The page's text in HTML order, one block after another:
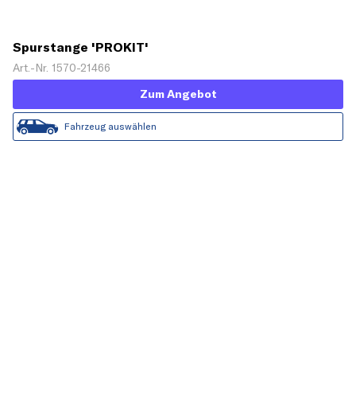
Spurstange 'PROKIT'
Art.-Nr. 1570-21466
Zum Angebot
Fahrzeug auswählen